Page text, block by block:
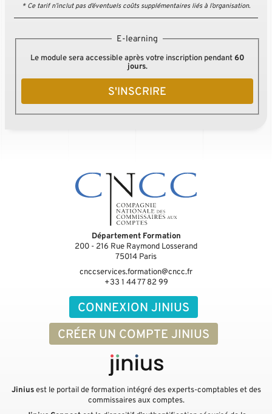
* Ce tarif n’inclut pas d’éventuels coûts supplémentaires liés à l’organisation.
E-learning
Le module sera accessible après votre inscription pendant60
jours.
S'INSCRIRE
CONNEXION JINIUS
CRÉER UN COMPTE JINIUS
Département Formation
200 - 216 Rue Raymond Losserand
75014 Paris
cnccservices.formation@cncc.fr
+33 1 44 77 82 99
Jiniusest le portail de formation intégré des experts-comptables et des
commissaires aux comptes.